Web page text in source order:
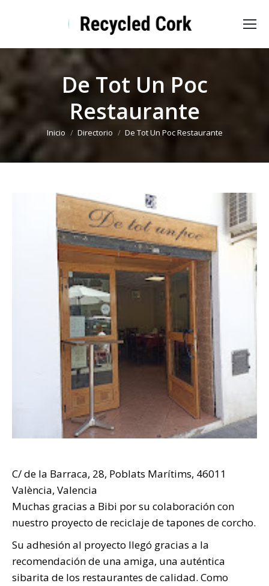
De Tot Un Poc
Restaurante
Estás aquí:
Inicio Directorio De Tot Un Poc Restaurante
C/ de la Barraca, 28, Poblats Marítims, 46011
València, Valencia
Muchas gracias a Bibi por su colaboración con
nuestro proyecto de reciclaje de tapones de corcho.
Su adhesión al proyecto llegó gracias a la
recomendación de una amiga, una auténtica
sibarita de los restaurantes de calidad. Como